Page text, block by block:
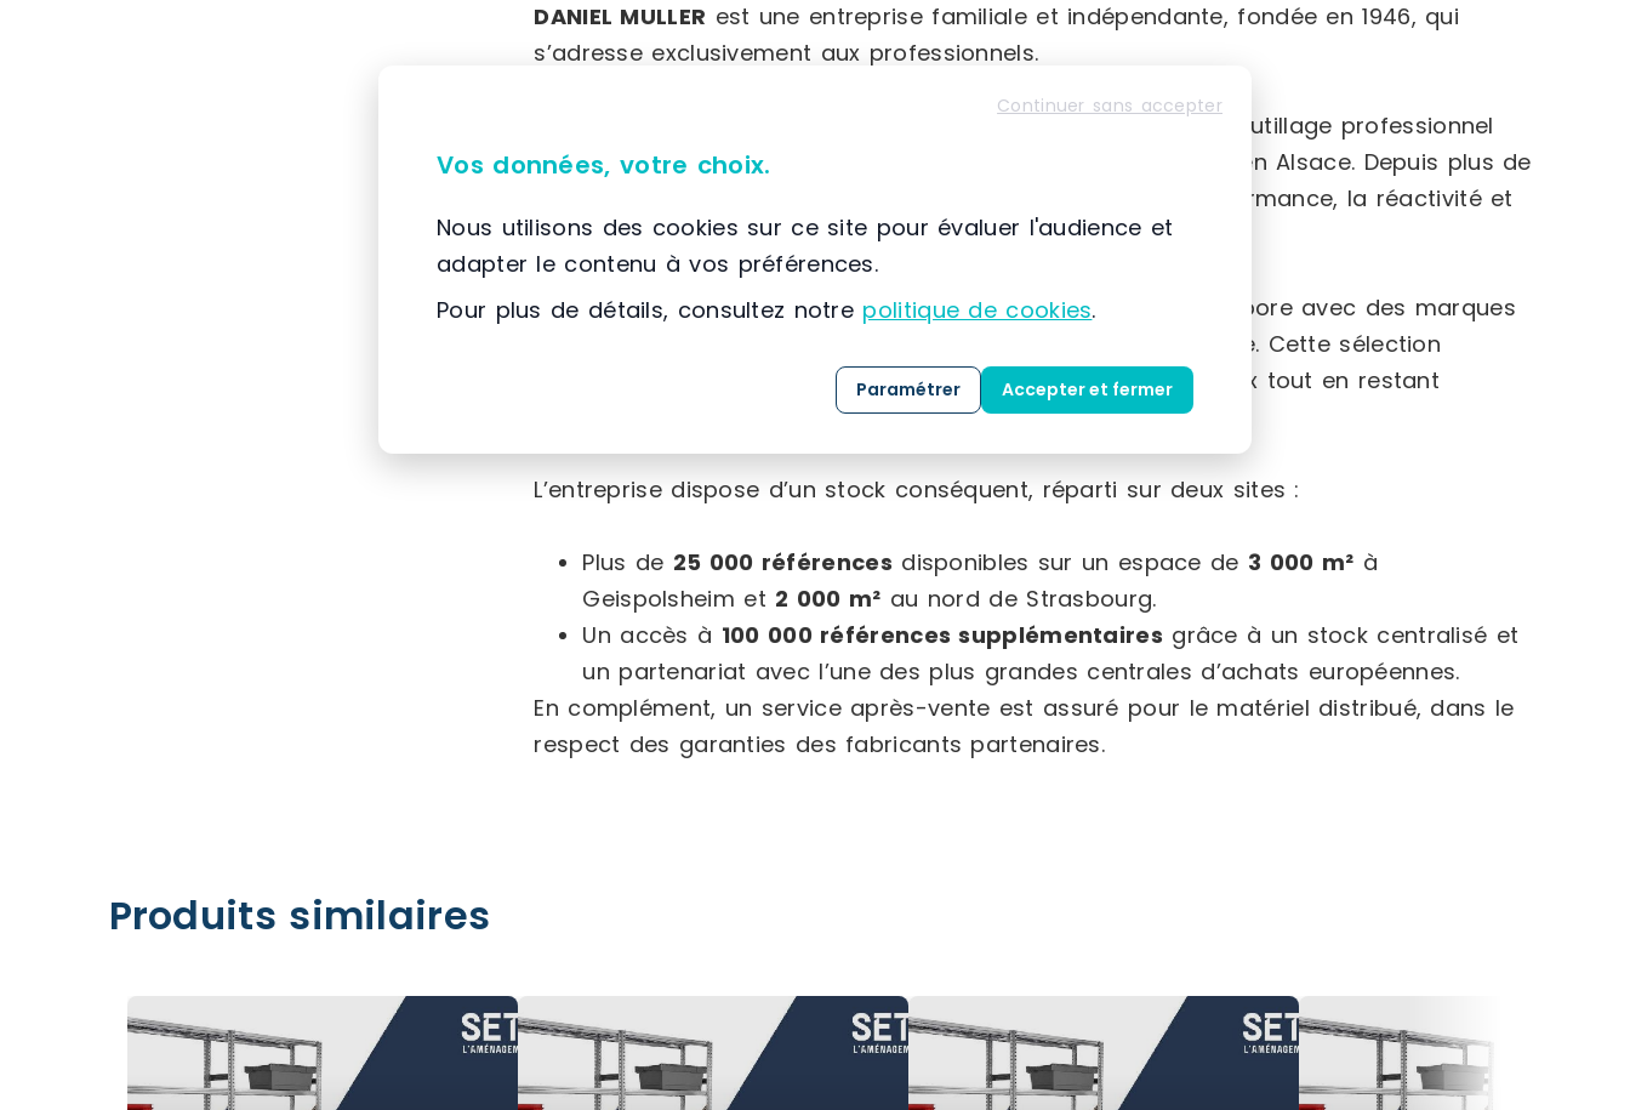
DANIEL MULLER est une entreprise familiale et indépendante, fondée en 1946, qui
s’adresse exclusivement aux professionnels.
Spécialisée dans la distribution de fournitures industrielles, d’outillage professionnel
ainsi que de visserie et boulonnerie, la société est implantée en Alsace. Depuis plus de
70 ans, elle s’appuie sur des valeurs fortes telles que la performance, la réactivité et
le sens du service.
Pour répondre aux besoins de ses clients, DANIEL MULLER collabore avec des marques
de renom reconnues sur le marché de la fourniture industrielle. Cette sélection
rigoureuse permet de garantir un excellent rapport qualité/prix tout en restant
L’entreprise dispose d’un stock conséquent, réparti sur deux sites :
Plus de 25 000 références disponibles sur un espace de 3 000 m² à
Geispolsheim et 2 000 m² au nord de Strasbourg.
Un accès à 100 000 références supplémentaires grâce à un stock centralisé et
un partenariat avec l’une des plus grandes centrales d’achats européennes.
En complément, un service après-vente est assuré pour le matériel distribué, dans le
respect des garanties des fabricants partenaires.
Produits similaires
Continuer sans accepter
Vos données, votre choix.
Nous utilisons des cookies sur ce site pour évaluer l'audience et
adapter le contenu à vos préférences.
Pour plus de détails, consultez notre politique de cookies.
Paramétrer Accepter et fermer